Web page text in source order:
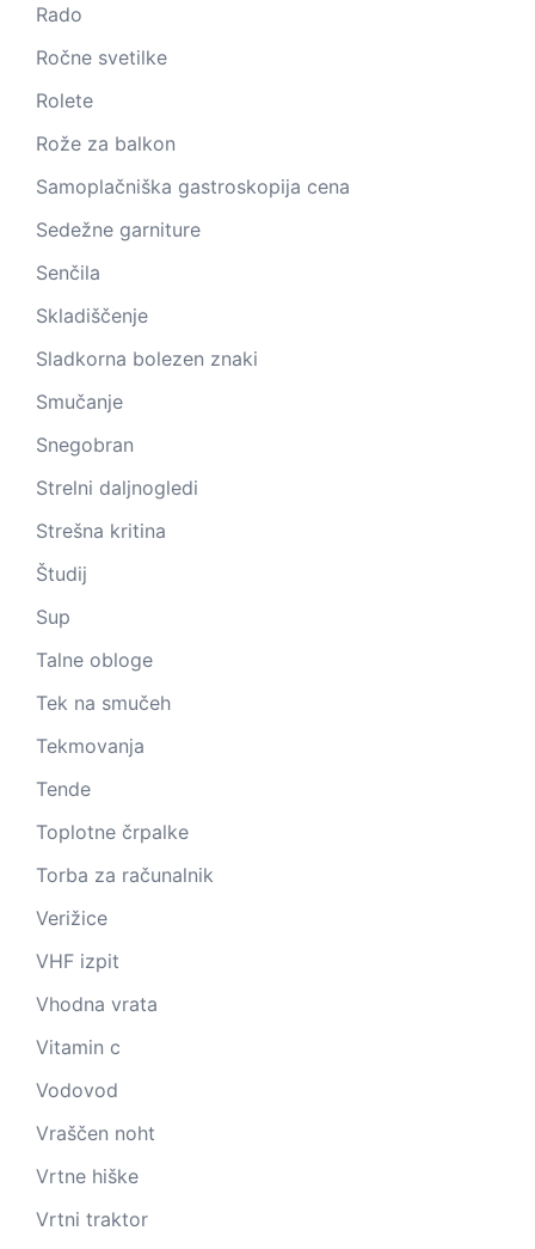
Rado
Ročne svetilke
Rolete
Rože za balkon
Samoplačniška gastroskopija cena
Sedežne garniture
Senčila
Skladiščenje
Sladkorna bolezen znaki
Smučanje
Snegobran
Strelni daljnogledi
Strešna kritina
Študij
Sup
Talne obloge
Tek na smučeh
Tekmovanja
Tende
Toplotne črpalke
Torba za računalnik
Verižice
VHF izpit
Vhodna vrata
Vitamin c
Vodovod
Vraščen noht
Vrtne hiške
Vrtni traktor